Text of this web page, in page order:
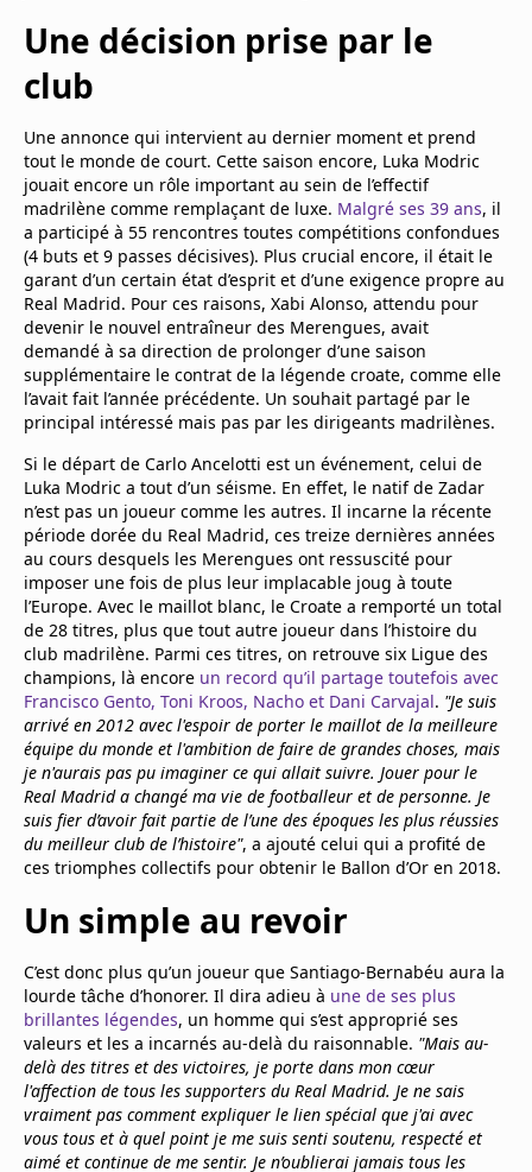
Une décision prise par le
club
Une annonce qui intervient au dernier moment et prend
tout le monde de court. Cette saison encore, Luka Modric
jouait encore un rôle important au sein de l’effectif
madrilène comme remplaçant de luxe. Malgré ses 39 ans, il
a participé à 55 rencontres toutes compétitions confondues
(4 buts et 9 passes décisives). Plus crucial encore, il était le
garant d’un certain état d’esprit et d’une exigence propre au
Real Madrid. Pour ces raisons, Xabi Alonso, attendu pour
devenir le nouvel entraîneur des Merengues, avait
demandé à sa direction de prolonger d’une saison
supplémentaire le contrat de la légende croate, comme elle
l’avait fait l’année précédente. Un souhait partagé par le
principal intéressé mais pas par les dirigeants madrilènes.
Si le départ de Carlo Ancelotti est un événement, celui de
Luka Modric a tout d’un séisme. En effet, le natif de Zadar
n’est pas un joueur comme les autres. Il incarne la récente
période dorée du Real Madrid, ces treize dernières années
au cours desquels les Merengues ont ressuscité pour
imposer une fois de plus leur implacable joug à toute
l’Europe. Avec le maillot blanc, le Croate a remporté un total
de 28 titres, plus que tout autre joueur dans l’histoire du
club madrilène. Parmi ces titres, on retrouve six Ligue des
champions, là encore un record qu’il partage toutefois avec
Francisco Gento, Toni Kroos, Nacho et Dani Carvajal. "Je suis
arrivé en 2012 avec l'espoir de porter le maillot de la meilleure
équipe du monde et l'ambition de faire de grandes choses, mais
je n'aurais pas pu imaginer ce qui allait suivre. Jouer pour le
Real Madrid a changé ma vie de footballeur et de personne. Je
suis fier d’avoir fait partie de l’une des époques les plus réussies
du meilleur club de l’histoire", a ajouté celui qui a profité de
ces triomphes collectifs pour obtenir le Ballon d’Or en 2018.
Un simple au revoir
C’est donc plus qu’un joueur que Santiago-Bernabéu aura la
lourde tâche d’honorer. Il dira adieu à une de ses plus
brillantes légendes, un homme qui s’est approprié ses
valeurs et les a incarnés au-delà du raisonnable. "Mais au-
delà des titres et des victoires, je porte dans mon cœur
l'affection de tous les supporters du Real Madrid. Je ne sais
vraiment pas comment expliquer le lien spécial que j'ai avec
vous tous et à quel point je me suis senti soutenu, respecté et
aimé et continue de me sentir. Je n’oublierai jamais tous les